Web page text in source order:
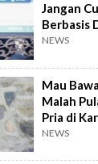
Jangan
Berbasis
NEWS
Mau
Malah
Pria di
NEWS